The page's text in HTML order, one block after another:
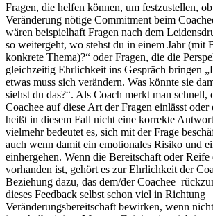
Fragen, die helfen können, um festzustellen,
Veränderung nötige Commitment beim
wären beispielhaft Fragen nach dem
so weitergeht, wo stehst du in einem Jahr (mit
konkrete Thema)?“ oder Fragen, die die
gleichzeitig Ehrlichkeit ins Gespräch bringen
etwas muss sich verändern. Was könnte sie
siehst du das?“. Als Coach merkt man schnell,
Coachee auf diese Art der Fragen einlässt oder
heißt in diesem Fall nicht eine korrekte
vielmehr bedeutet es, sich mit der Frage
auch wenn damit ein emotionales Risiko und
einhergehen. Wenn die Bereitschaft oder
vorhanden ist, gehört es zur Ehrlichkeit der
Beziehung dazu, das dem/der Coachee
dieses Feedback selbst schon viel in Richtung
Veränderungsbereitschaft bewirken, wenn